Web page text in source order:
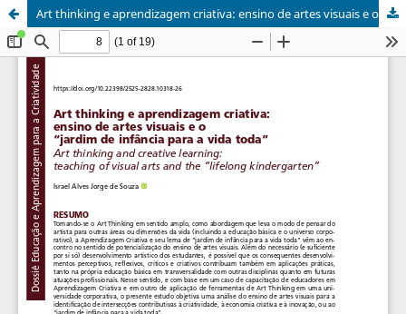
Art thinking e aprendizagem criativa: ensino de artes visuais e o “jardim de infância para a vida toda”